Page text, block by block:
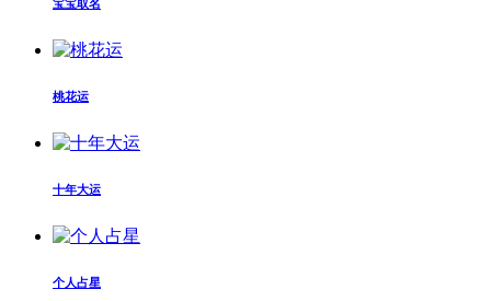
宝宝取名
桃花运
十年大运
个人占星